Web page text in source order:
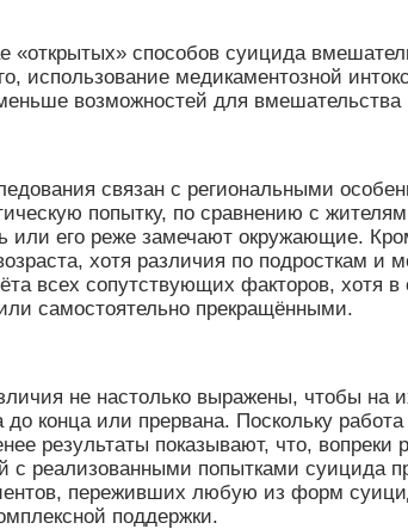
«открытых» способов суицида
использование медикаментозной
возможностей для
связан с региональными
попытку, по сравнению с
его реже замечают окружающие.
хотя различия по подросткам
всех сопутствующих факторов,
самостоятельно прекращёнными.
не настолько выражены, чтобы на
конца или прервана. Поскольку
результаты показывают, что,
с реализованными попытками
переживших любую из форм
поддержки.